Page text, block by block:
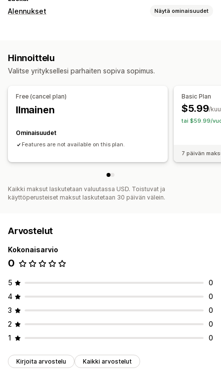
Alennukset Näytä ominaisuudet
Hinnoittelu
Valitse yrityksellesi parhaiten sopiva sopimus.
Free (cancel plan)
Ilmainen
Ominaisuudet
Features are not available on this plan.
Basic Plan
$5.99/
tai $59.99/
7 päivän
Kaikki maksut laskutetaan valuutassa USD. Toistuvat ja
käyttöperusteiset maksut laskutetaan 30 päivän välein.
Arvostelut
Kokonaisarvio
0
5
0
4
0
3
0
2
0
1
0
Kirjoita arvostelu Kaikki arvostelut